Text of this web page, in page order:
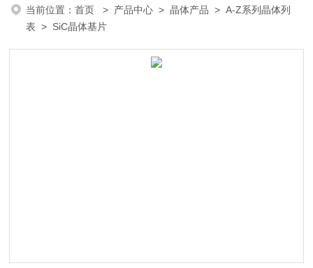
当前位置：首页 > 产品中心 >晶体产品 >A-Z系列晶体列
表 > SiC晶体基片